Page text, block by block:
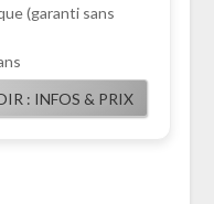
(garanti sans
: INFOS & PRIX